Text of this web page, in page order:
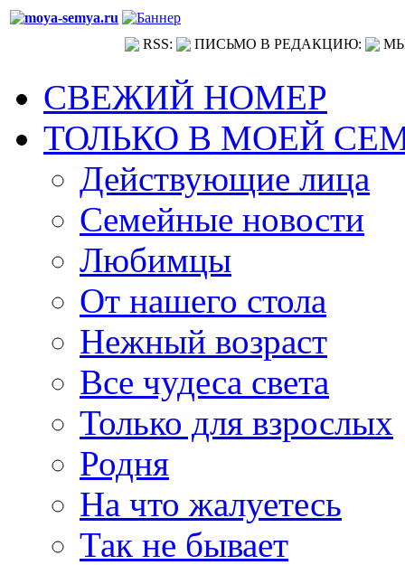
RSS: ПИСЬМО В РЕДАКЦИЮ:
СВЕЖИЙ НОМЕР
ТОЛЬКО В МОЕЙ
Действующие лица
Семейные новости
Любимцы
От нашего стола
Нежный возраст
Все чудеса света
Только для взрослых
Родня
На что жалуетесь
Так не бывает